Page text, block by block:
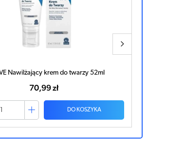
Odbudowujący krem pod oczy 14ml
67,86 zł
DO KOSZYKA